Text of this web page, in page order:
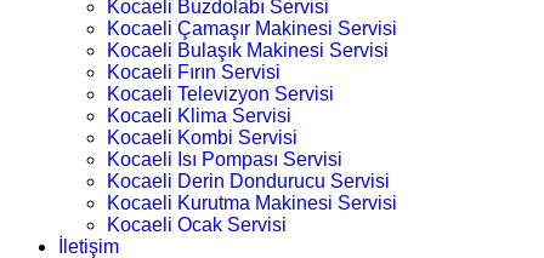
Kocaeli Buzdolabı Servisi
Kocaeli Çamaşır Makinesi Servisi
Kocaeli Bulaşık Makinesi Servisi
Kocaeli Fırın Servisi
Kocaeli Televizyon Servisi
Kocaeli Klima Servisi
Kocaeli Kombi Servisi
Kocaeli Isı Pompası Servisi
Kocaeli Derin Dondurucu Servisi
Kocaeli Kurutma Makinesi Servisi
Kocaeli Ocak Servisi
İletişim